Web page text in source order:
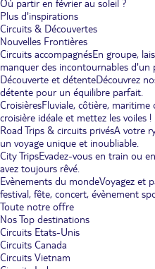
Où partir en février au soleil ?
Plus d'inspirations
Circuits & Découvertes
Nouvelles Frontières
Circuits accompagnésEn groupe,
manquer des incontournables d'un
Découverte et détenteDécouvrez
détente pour un équilibre parfait.
CroisièresFluviale, côtière,
croisière idéale et mettez les voiles !
Road Trips & circuits privésA votre
un voyage unique et inoubliable.
City TripsEvadez-vous en train ou
avez toujours rêvé.
Evènements du mondeVoyagez et
festival, fête, concert, évènement
Toute notre offre
Nos Top destinations
Circuits Etats-Unis
Circuits Canada
Circuits Vietnam